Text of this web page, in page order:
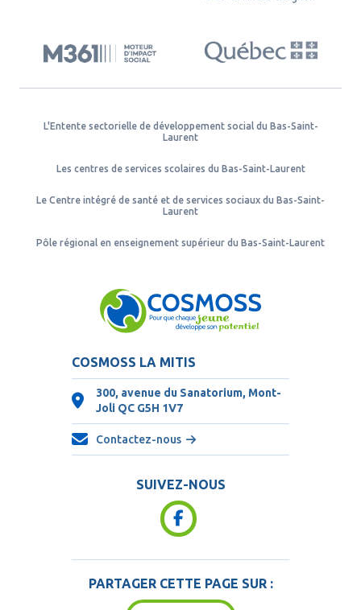
L'Entente sectorielle de développement social du Bas-Saint-
Laurent
Les centres de services scolaires du Bas-Saint-Laurent
Le Centre intégré de santé et de services sociaux du Bas-Saint-
Laurent
Pôle régional en enseignement supérieur du Bas-Saint-Laurent
COSMOSS LA MITIS
300, avenue du Sanatorium, Mont-
Joli QC G5H 1V7
Contactez-nous
SUIVEZ-NOUS
PARTAGER CETTE PAGE SUR :